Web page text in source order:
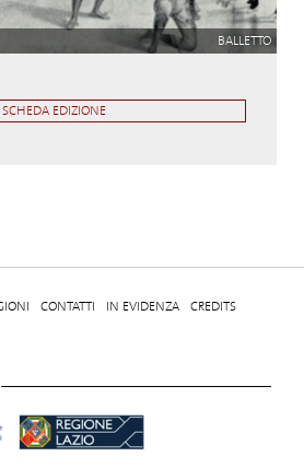
BALLETTO
SCHEDA EDIZIONE
CONTATTI IN EVIDENZA CREDITS